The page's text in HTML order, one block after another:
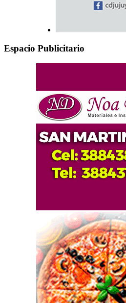
Espacio Publicitario